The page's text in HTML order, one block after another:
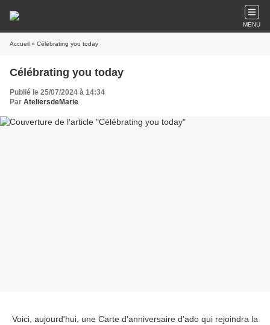
MENU
Accueil » Célébrating you today
Célébrating you today
Publié le 25/07/2024 à 14:34
Par AteliersdeMarie
Voici, aujourd'hui, une Carte d'anniversaire d'ado qui rejoindra la